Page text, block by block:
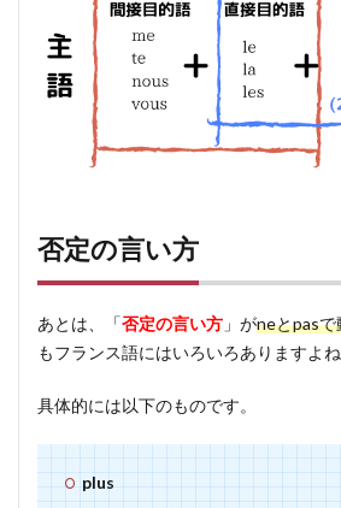
否定の言い方
あとは、「否定の言い方 」がneとpas
もフランス語にはいろいろありますよね
具体的には以下のものです。
plus